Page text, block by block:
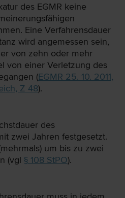
des EGMR keine
Eine Verfahrensdauer
wird angemessen sein,
von zehn oder mehr
von einer Verletzung des
(EGMR 25. 10. 2011,
Z 48).
des
zwei Jahren festgesetzt.
um bis zu zwei
(vgl § 108 StPO).